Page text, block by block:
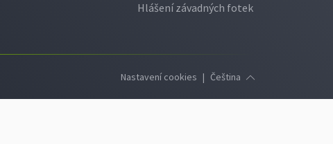
Hlášení závadných fotek
Nastavení cookies | Čeština